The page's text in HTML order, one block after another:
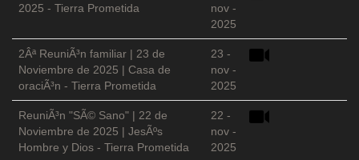
2025 - Tierra Prometida
nov -
2025
2Âª ReuniÃ³n familiar | 23 de
Noviembre de 2025 | Casa de
oraciÃ³n - Tierra Prometida
23 -
nov -
2025
ReuniÃ³n "SÃ© Sano" | 22 de
Noviembre de 2025 | JesÃºs
Hombre y Dios - Tierra Prometida
22 -
nov -
2025